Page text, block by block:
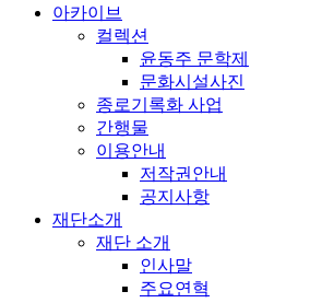
아카이브
컬렉션
윤동주 문학제
문화시설사진
종로기록화 사업
간행물
이용안내
저작권안내
공지사항
재단소개
재단 소개
인사말
주요연혁